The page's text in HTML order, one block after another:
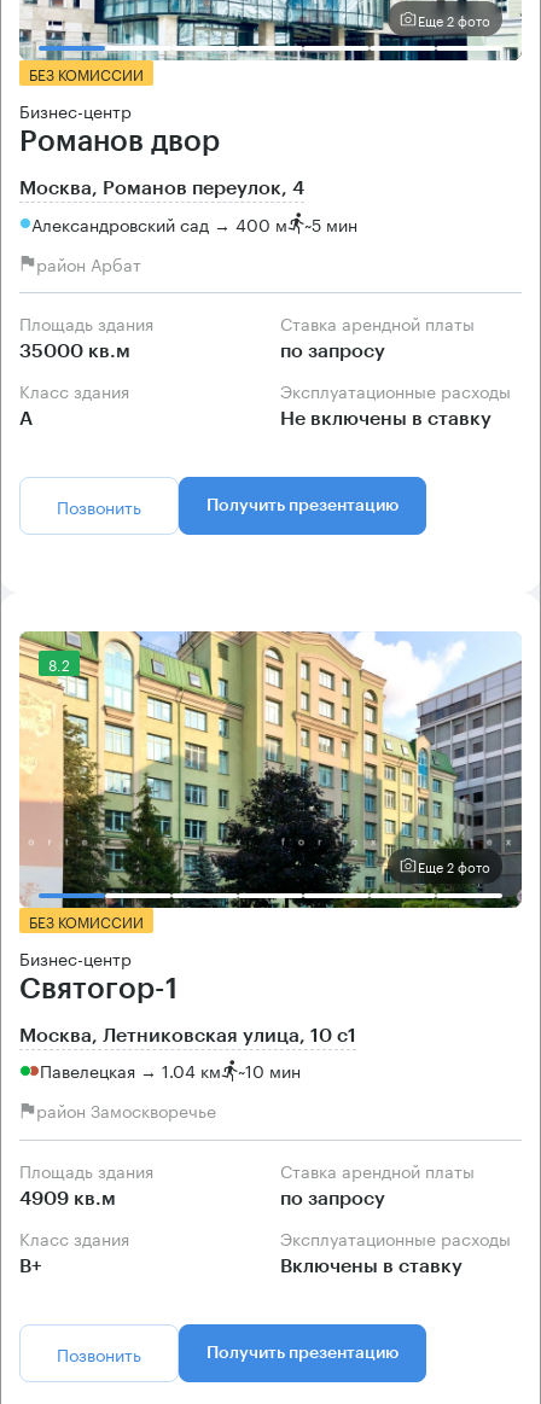
Еще 2 фото
БЕЗ КОМИССИИ
Бизнес-центр
Романов двор
Москва, Романов переулок, 4
Александровский сад → 400 м ~5 мин
район Арбат
Площадь здания
35000 кв.м
Ставка арендной платы
по запросу
Класс здания
А
Эксплуатационные расходы
Не включены в ставку
Позвонить Получить презентацию
8.2
Еще 2 фото
БЕЗ КОМИССИИ
Бизнес-центр
Святогор-1
Москва, Летниковская улица, 10 с1
Павелецкая → 1.04 км ~10 мин
район Замоскворечье
Площадь здания
4909 кв.м
Ставка арендной платы
по запросу
Класс здания
B+
Эксплуатационные расходы
Включены в ставку
Позвонить Получить презентацию